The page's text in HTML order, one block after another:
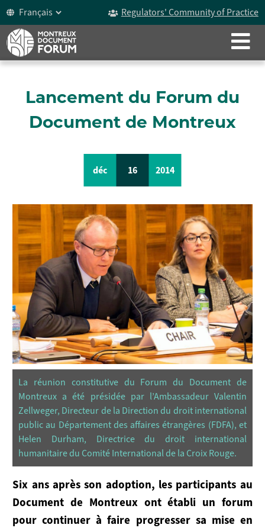
Regulators' Community of Practice
FERMER
À PROPOS
Historique
Le Forum
Le Groupe De Travail Sur L’ICOCA
Le Groupe De Travail Sécurité Maritime
Plénières
Secrétariat
SERVICES POUR LES ÉTATS
Sensibilisation
Mise En Œuvre
Soutien Consultatif
SOUTENIR LE DOCUMENT DE MONTREUX
Comment Adhérer
Lancement du Forum du
Document de Montreux
déc 16 2014
La réunion constitutive du Forum du Document de
Montreux a été présidée par l’Ambassadeur Valentin
Zellweger, Directeur de la Direction du droit international
public au Département des affaires étrangères (FDFA), et
Helen Durham, Directrice du droit international
humanitaire du Comité International de la Croix Rouge.
Six ans après son adoption, les participants au
Document de Montreux ont établi un forum
pour continuer à faire progresser sa mise en